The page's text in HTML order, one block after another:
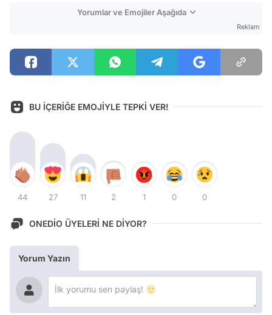
Yorumlar ve Emojiler Aşağıda
Reklam
BU İÇERİĞE EMOJİYLE TEPKİ VER!
44 27 11 2 1 0 0
ONEDİO ÜYELERİ NE DİYOR?
Yorum Yazın